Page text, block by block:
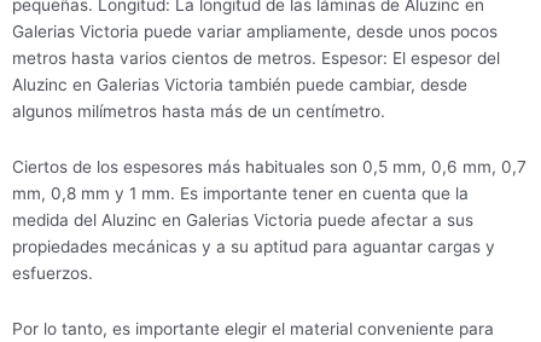
pequeñas. Longitud: La longitud de las láminas de Aluzinc en
Galerias Victoria puede variar ampliamente, desde unos pocos
metros hasta varios cientos de metros. Espesor: El espesor del
Aluzinc en Galerias Victoria también puede cambiar, desde
algunos milímetros hasta más de un centímetro.
Ciertos de los espesores más habituales son 0,5 mm, 0,6 mm, 0,7
mm, 0,8 mm y 1 mm. Es importante tener en cuenta que la
medida del Aluzinc en Galerias Victoria puede afectar a sus
propiedades mecánicas y a su aptitud para aguantar cargas y
esfuerzos.
Por lo tanto, es importante elegir el material conveniente para